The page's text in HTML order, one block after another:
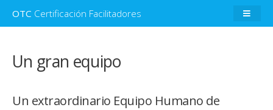
OTC Certificación Facilitadores
Un gran equipo
Un extraordinario Equipo Humano de